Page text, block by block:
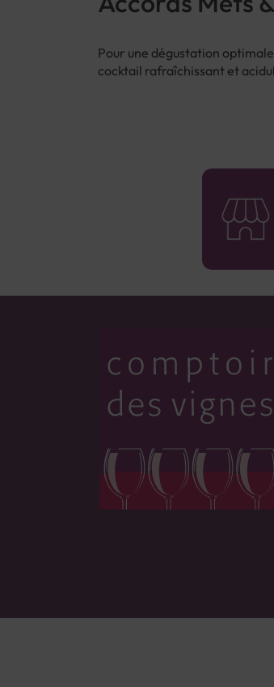
Pour une dégustation
cocktail rafraîchissant et